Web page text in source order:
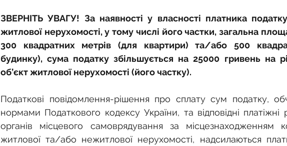
ЗВЕРНІТЬ УВАГУ! За наявності у власності платника податку
житлової нерухомості, у тому числі його частки, загальна
300 квадратних метрів (для квартири) та/або 500
будинку), сума податку збільшується на 25000 гривень на
об’єкт житлової нерухомості (його частку).
Податкові повідомлення-рішення про сплату сум податку,
нормами Податкового кодексу України, та відповідні платіжні
органів місцевого самоврядування за місцезнаходженням
житлової та/або нежитлової нерухомості, надсилаються